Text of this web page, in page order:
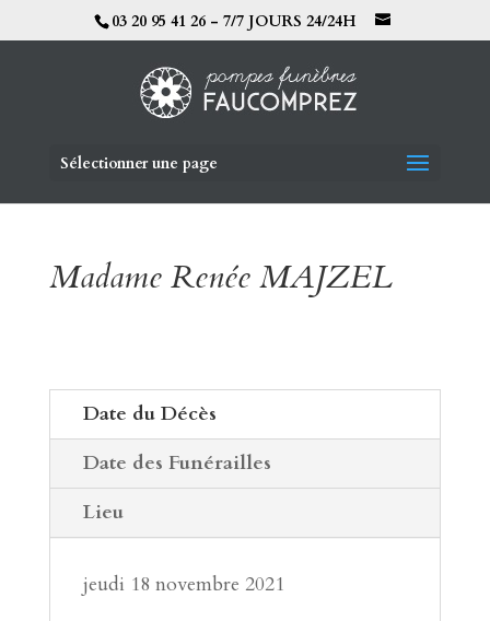
03 20 95 41 26 - 7/7 JOURS 24/24H
Sélectionner une page
Madame Renée MAJZEL
Date du Décès
Date des Funérailles
Lieu
jeudi 18 novembre 2021